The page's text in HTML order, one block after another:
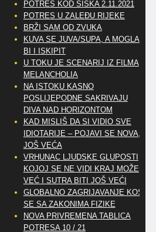
POTRES KOD SISKA 2.11.2021
POTRES U ZALEĐU RIJEKE
BRŽI SAM OD ZVUKA
KUVA SE JUVA/SUPA, A MOGLA
BI I ISKIPIT
U TOKU JE SCENARIJ IZ FILMA
MELANCHOLIA
NA ISTOKU KASNO
POSLIJEPODNE SAKRIVAJU
DIVA NAD HORIZONTOM
KAD MISLIŠ DA SI VIDIO SVE
IDIOTARIJE – POJAVI SE NOVA,..
JOŠ VEĆA
VRHUNAC LJUDSKE GLUPOSTI
KOJOJ SE NE VIDI KRAJ MOŽE
VEĆ I SUTRA BITI JOŠ VEĆI
GLOBALNO ZAGRIJAVANJE KOSI
SE SA ZAKONIMA FIZIKE
NOVA PRIVREMENA TABLICA
POTRESA 10 / 21